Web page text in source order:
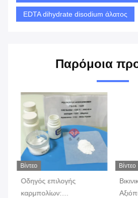
EDTA dihydrate disodium άλατος
Παρόμοια
Βίντεο
Οδηγός επιλογής
καρμπολίων:
Βίντεο